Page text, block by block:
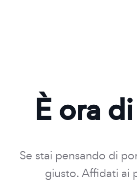
È ora
Se stai pensando di
giusto. Affidati ai